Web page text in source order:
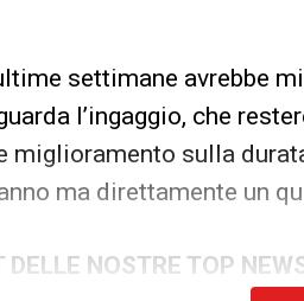
settimane avrebbe
l’ingaggio, che
miglioramento sulla
ma direttamente un
NOSTRE TOP